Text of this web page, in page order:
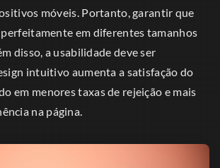
móveis. Portanto, garantir que
em diferentes tamanhos
disso, a usabilidade deve ser
intuitivo aumenta a satisfação do
em menores taxas de rejeição e mais
na página.